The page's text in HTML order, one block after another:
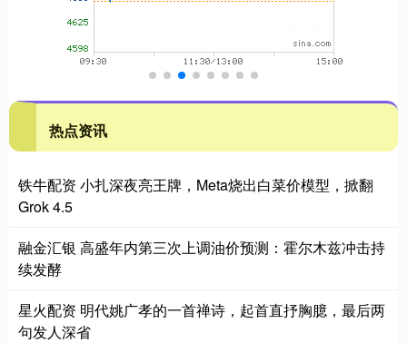
热点资讯
铁牛配资 小扎深夜亮王牌，Meta烧出白菜价模型，掀翻
Grok 4.5
融金汇银 高盛年内第三次上调油价预测：霍尔木兹冲击持
续发酵
星火配资 明代姚广孝的一首禅诗，起首直抒胸臆，最后两
句发人深省